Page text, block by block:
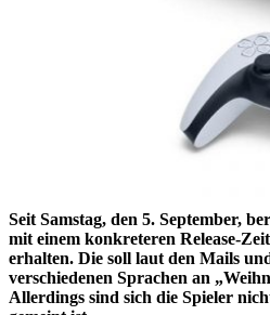
Seit Samstag, den 5. September,
mit einem konkreteren Release-
erhalten. Die soll laut den Mails
verschiedenen Sprachen an
Allerdings sind sich die Spieler